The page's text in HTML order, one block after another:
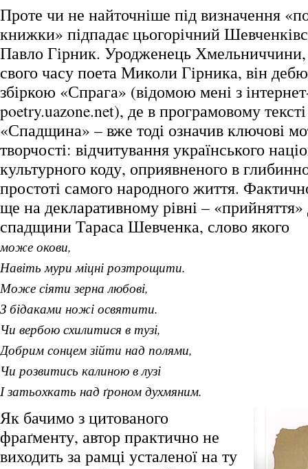
Проте чи не найточніше під визначення
книжки» підпадає цьогорічний
Павло Гірник. Уродженець Хмельниччини,
свого часу поета Миколи Гірника, він
збіркою «Спрага» (відомою мені з
poetry.uazone.net), де в програмовому
«Спадщина» – вже тоді означив ключові
творчості: відчитування українського
культурного коду, оприявненого в
простоті самого народного життя.
ще на декларативному рівні – «прийняття»
спадщини Тараса Шевченка, слово якого
може окови,
Навіть мури міцні розтрощити.
Може сіяти зерна любові,
З бідаками ножі освятити.
Чи вербою схилитися в тузі,
Добрим сонцем зійти над полями,
Чи розвитись калиною в лузі
І затьохкать над ґроном духмяним.
Як бачимо з цитованого
фраґменту, автор практично не
виходить за рамці усталеної на ту